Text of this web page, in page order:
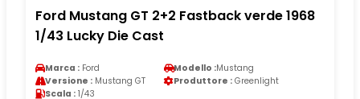
Ford Mustang GT 2+2 Fastback verde 1968
1/43 Lucky Die Cast
Marca : Ford Modello :Mustang
Versione : Mustang GT Produttore : Greenlight
Scala : 1/43